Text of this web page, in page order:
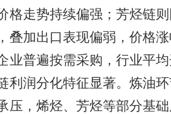
格走势持续偏强；芳烃链
叠加出口表现偏弱，价格
业普遍按需采购，行业平
利润分化特征显著。炼油
压，烯烃、芳烃等部分基